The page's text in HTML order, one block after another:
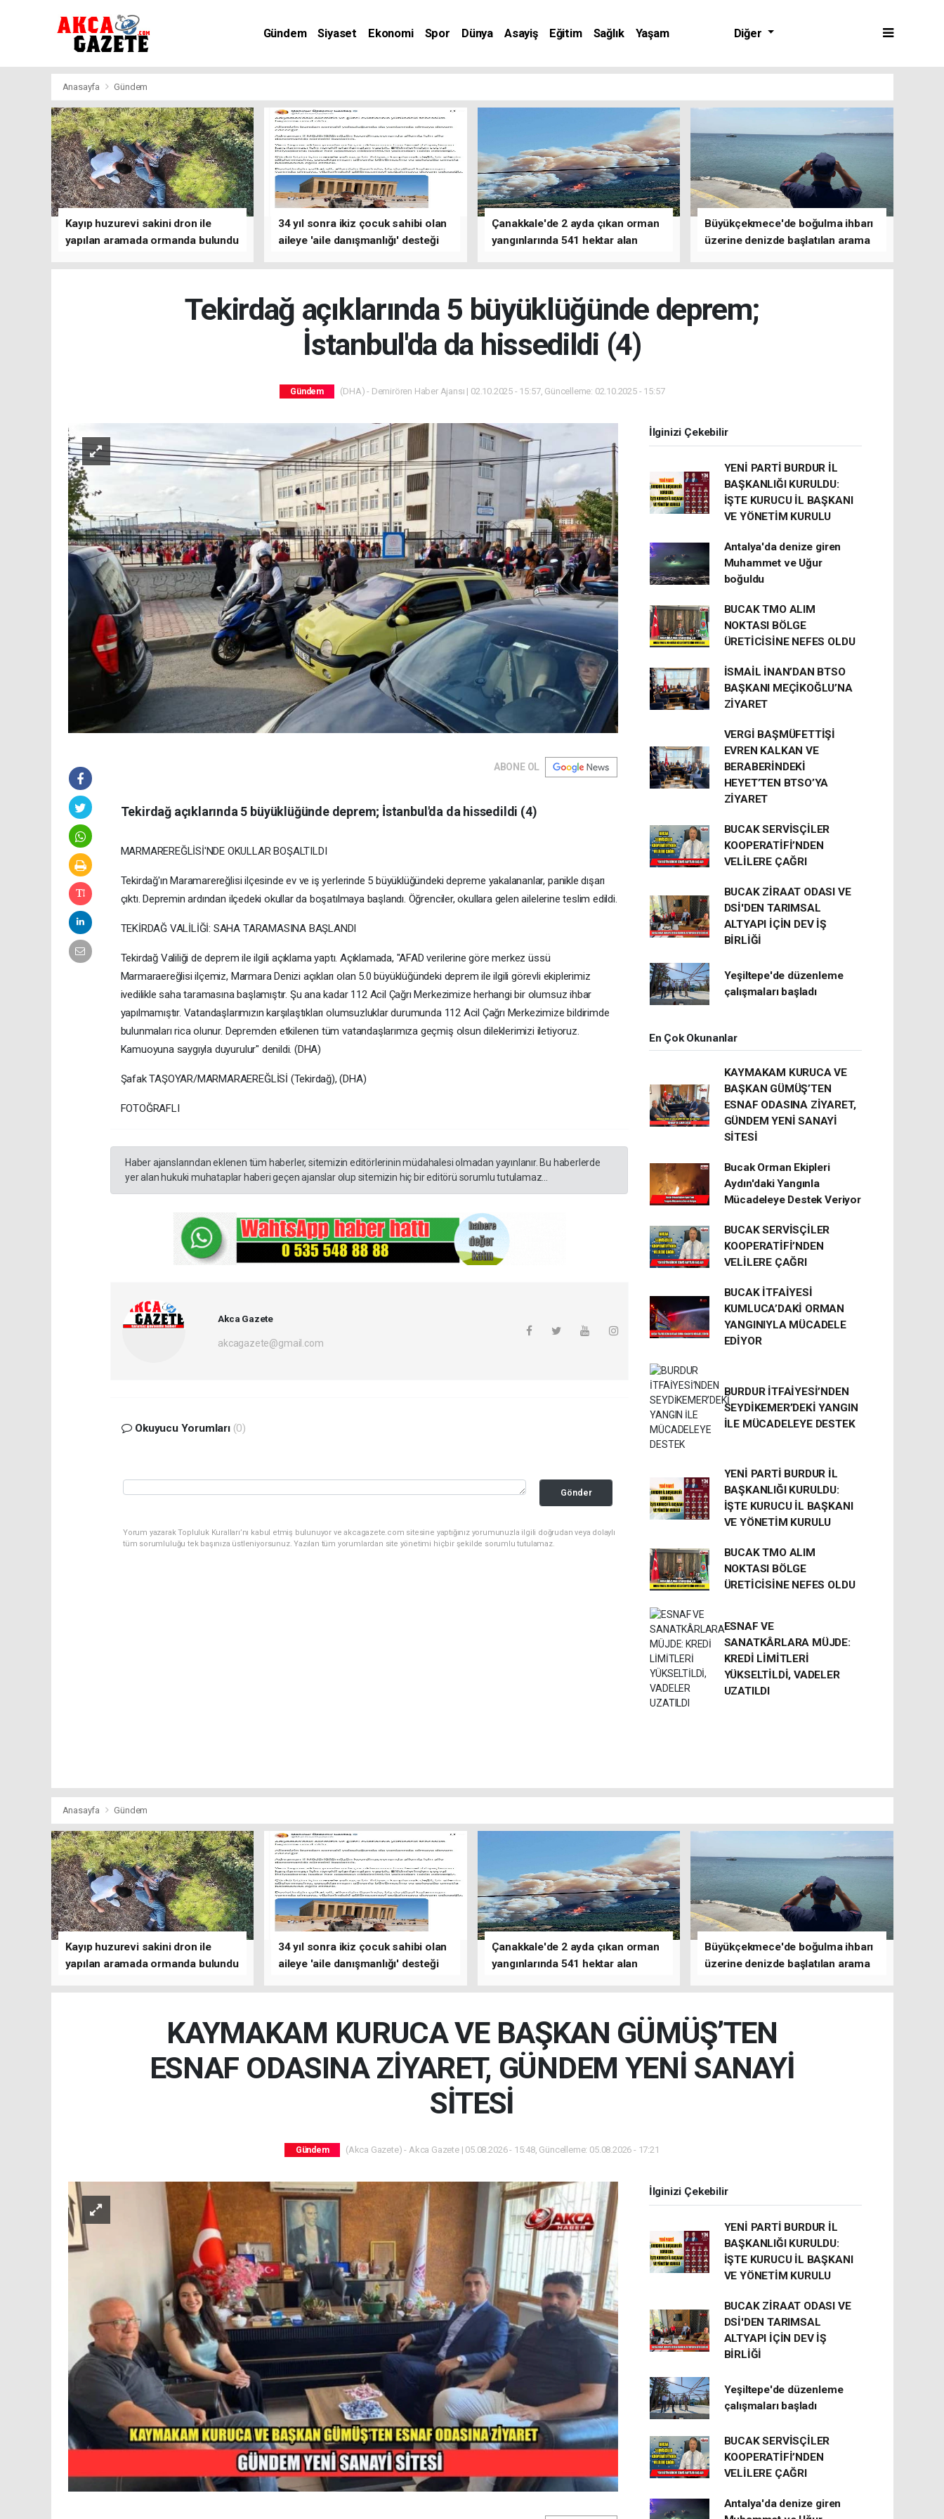
Gündem Siyaset Ekonomi Spor Dünya Asayiş Eğitim Sağlık
Yaşam
Diğer
Anasayfa Gündem
Kayıp huzurevi sakini dron ile
yapılan aramada ormanda bulundu
34 yıl sonra ikiz çocuk sahibi olan
aileye 'aile danışmanlığı' desteği
Çanakkale'de 2 ayda çıkan orman
yangınlarında 541 hektar alan
Büyükçekmece'de boğulma ihbarı
üzerine denizde başlatılan arama
Tekirdağ açıklarında 5 büyüklüğünde deprem;
İstanbul'da da hissedildi (4)
Gündem (DHA) - Demirören Haber Ajansı | 02.10.2025 - 15:57, Güncelleme: 02.10.2025 - 15:57
ABONE OL
Tekirdağ açıklarında 5 büyüklüğünde deprem; İstanbul'da da hissedildi (4)
MARMAREREĞLİSİ'NDE OKULLAR BOŞALTILDI
Tekirdağ'ın Maramarereğlisi ilçesinde ev ve iş yerlerinde 5 büyüklüğündeki depreme yakalananlar, panikle dışarı
çıktı. Depremin ardından ilçedeki okullar da boşatılmaya başlandı. Öğrenciler, okullara gelen ailelerine teslim edildi.
TEKİRDAĞ VALİLİĞİ: SAHA TARAMASINA BAŞLANDI
Tekirdağ Valiliği de deprem ile ilgili açıklama yaptı. Açıklamada, "AFAD verilerine göre merkez üssü
Marmaraereğlisi ilçemiz, Marmara Denizi açıkları olan 5.0 büyüklüğündeki deprem ile ilgili görevli ekiplerimiz
ivedilikle saha taramasına başlamıştır. Şu ana kadar 112 Acil Çağrı Merkezimize herhangi bir olumsuz ihbar
yapılmamıştır. Vatandaşlarımızın karşılaştıkları olumsuzluklar durumunda 112 Acil Çağrı Merkezimize bildirimde
bulunmaları rica olunur. Depremden etkilenen tüm vatandaşlarımıza geçmiş olsun dileklerimizi iletiyoruz.
Kamuoyuna saygıyla duyurulur" denildi. (DHA)
Şafak TAŞOYAR/MARMARAEREĞLİSİ (Tekirdağ), (DHA)
FOTOĞRAFLI
Haber ajanslarından eklenen tüm haberler, sitemizin editörlerinin müdahalesi olmadan yayınlanır. Bu haberlerde
yer alan hukuki muhataplar haberi geçen ajanslar olup sitemizin hiç bir editörü sorumlu tutulamaz...
Akca Gazete
akcagazete@gmail.com
Okuyucu Yorumları (0)
Gönder
Yorum yazarak Topluluk Kuralları’nı kabul etmiş bulunuyor ve akcagazete.com sitesine yaptığınız yorumunuzla ilgili doğrudan veya dolaylı
tüm sorumluluğu tek başınıza üstleniyorsunuz. Yazılan tüm yorumlardan site yönetimi hiçbir şekilde sorumlu tutulamaz.
İlginizi Çekebilir
YENİ PARTİ BURDUR İL
BAŞKANLIĞI KURULDU:
İŞTE KURUCU İL BAŞKANI
VE YÖNETİM KURULU
Antalya'da denize giren
Muhammet ve Uğur
boğuldu
BUCAK TMO ALIM
NOKTASI BÖLGE
ÜRETİCİSİNE NEFES OLDU
İSMAİL İNAN’DAN BTSO
BAŞKANI MEÇİKOĞLU’NA
ZİYARET
VERGİ BAŞMÜFETTİŞİ
EVREN KALKAN VE
BERABERİNDEKİ
HEYET’TEN BTSO’YA
ZİYARET
BUCAK SERVİSÇİLER
KOOPERATİFİ’NDEN
VELİLERE ÇAĞRI
BUCAK ZİRAAT ODASI VE
DSİ'DEN TARIMSAL
ALTYAPI İÇİN DEV İŞ
BİRLİĞİ
Yeşiltepe'de düzenleme
çalışmaları başladı
En Çok Okunanlar
KAYMAKAM KURUCA VE
BAŞKAN GÜMÜŞ’TEN
ESNAF ODASINA ZİYARET,
GÜNDEM YENİ SANAYİ
SİTESİ
Bucak Orman Ekipleri
Aydın'daki Yangınla
Mücadeleye Destek Veriyor
BUCAK SERVİSÇİLER
KOOPERATİFİ’NDEN
VELİLERE ÇAĞRI
BUCAK İTFAİYESİ
KUMLUCA’DAKİ ORMAN
YANGINIYLA MÜCADELE
EDİYOR
BURDUR İTFAİYESİ’NDEN
SEYDİKEMER’DEKİ YANGIN
İLE MÜCADELEYE DESTEK
YENİ PARTİ BURDUR İL
BAŞKANLIĞI KURULDU:
İŞTE KURUCU İL BAŞKANI
VE YÖNETİM KURULU
BUCAK TMO ALIM
NOKTASI BÖLGE
ÜRETİCİSİNE NEFES OLDU
ESNAF VE
SANATKÂRLARA MÜJDE:
KREDİ LİMİTLERİ
YÜKSELTİLDİ, VADELER
UZATILDI
Anasayfa Gündem
Kayıp huzurevi sakini dron ile
yapılan aramada ormanda bulundu
34 yıl sonra ikiz çocuk sahibi olan
aileye 'aile danışmanlığı' desteği
Çanakkale'de 2 ayda çıkan orman
yangınlarında 541 hektar alan
Büyükçekmece'de boğulma ihbarı
üzerine denizde başlatılan arama
KAYMAKAM KURUCA VE BAŞKAN GÜMÜŞ’TEN
ESNAF ODASINA ZİYARET, GÜNDEM YENİ SANAYİ
SİTESİ
Gündem (Akca Gazete) - Akca Gazete | 05.08.2026 - 15:48, Güncelleme: 05.08.2026 - 17:21
İlginizi Çekebilir
YENİ PARTİ BURDUR İL
BAŞKANLIĞI KURULDU:
İŞTE KURUCU İL BAŞKANI
VE YÖNETİM KURULU
BUCAK ZİRAAT ODASI VE
DSİ'DEN TARIMSAL
ALTYAPI İÇİN DEV İŞ
BİRLİĞİ
Yeşiltepe'de düzenleme
çalışmaları başladı
BUCAK SERVİSÇİLER
KOOPERATİFİ’NDEN
VELİLERE ÇAĞRI
Antalya'da denize giren